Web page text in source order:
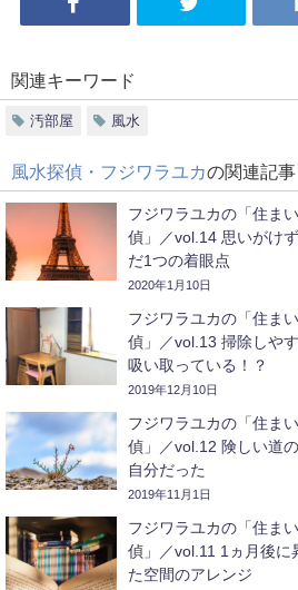
関連キーワード
汚部屋 風水
風水探偵・フジワラユカの関連記事
フジワラユカの「住ま
偵」／vol.14 思いがけ
だ1つの着眼点
2020年1月10日
フジワラユカの「住ま
偵」／vol.13 掃除しや
吸い取っている！？
2019年12月10日
フジワラユカの「住ま
偵」／vol.12 険しい道
自分だった
2019年11月1日
フジワラユカの「住ま
偵」／vol.11 1ヵ月後に
た空間のアレンジ